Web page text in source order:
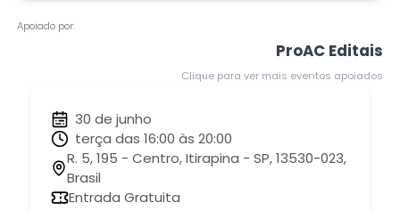
Apoiado por:
ProAC Editais
Clique para ver mais eventos apoiados
30 de junho
terça das 16:00 às 20:00
R. 5, 195 - Centro, Itirapina - SP, 13530-023,
Brasil
Entrada Gratuita